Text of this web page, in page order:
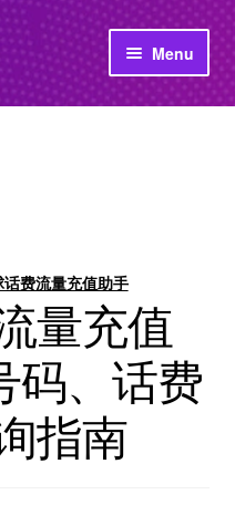
Menu
话费流量充值助手
量充值
码、话费
指南